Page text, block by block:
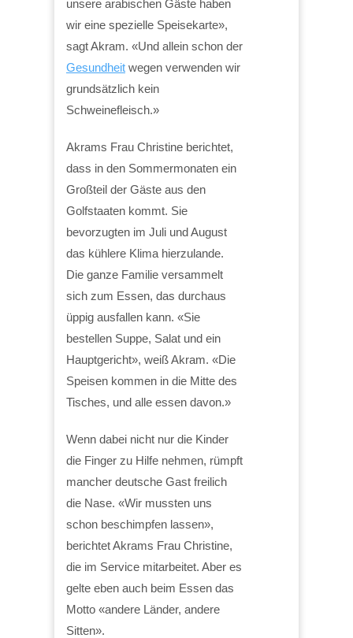
unsere arabischen Gäste haben
wir eine spezielle Speisekarte»,
sagt Akram. «Und allein schon der
Gesundheit wegen verwenden wir
grundsätzlich kein
Schweinefleisch.»
Akrams Frau Christine berichtet,
dass in den Sommermonaten ein
Großteil der Gäste aus den
Golfstaaten kommt. Sie
bevorzugten im Juli und August
das kühlere Klima hierzulande.
Die ganze Familie versammelt
sich zum Essen, das durchaus
üppig ausfallen kann. «Sie
bestellen Suppe, Salat und ein
Hauptgericht», weiß Akram. «Die
Speisen kommen in die Mitte des
Tisches, und alle essen davon.»
Wenn dabei nicht nur die Kinder
die Finger zu Hilfe nehmen, rümpft
mancher deutsche Gast freilich
die Nase. «Wir mussten uns
schon beschimpfen lassen»,
berichtet Akrams Frau Christine,
die im Service mitarbeitet. Aber es
gelte eben auch beim Essen das
Motto «andere Länder, andere
Sitten».